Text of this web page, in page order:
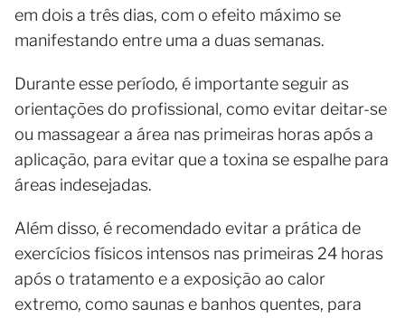
em dois a três dias, com o efeito máximo se
manifestando entre uma a duas semanas.
Durante esse período, é importante seguir as
orientações do profissional, como evitar deitar-se
ou massagear a área nas primeiras horas após a
aplicação, para evitar que a toxina se espalhe para
áreas indesejadas.
Além disso, é recomendado evitar a prática de
exercícios físicos intensos nas primeiras 24 horas
após o tratamento e a exposição ao calor
extremo, como saunas e banhos quentes, para